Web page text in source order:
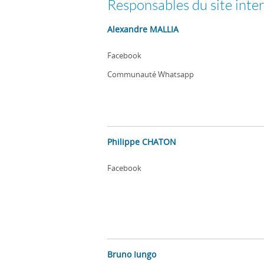
Responsables du site
Alexandre MALLIA
Facebook
Communauté Whatsapp
Philippe CHATON
Facebook
Bruno Iungo